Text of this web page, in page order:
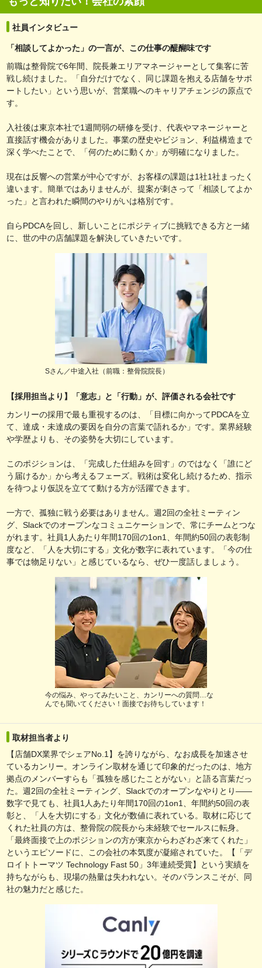
社員インタビュー
「相談してよかった」の一言が、この仕事の醍醐味です
前職は整骨院で6年間、院長兼エリアマネージャーとして集客に苦
戦し続けました。「自分だけでなく、同じ課題を抱える店舗をサポ
ートしたい」という思いが、営業職へのキャリアチェンジの原点で
す。
入社後は東京本社で1週間弱の研修を受け、代表やマネージャーと
直接話す機会がありました。事業の歴史やビジョン、利益構造まで
深く学べたことで、「何のために動くか」が明確になりました。
現在は反響への営業が中心ですが、お客様の課題は1社1社まったく
違います。簡単ではありませんが、提案が刺さって「相談してよか
った」と言われた瞬間のやりがいは格別です。
自らPDCAを回し、新しいことにポジティブに挑戦できる方と一緒
に、世の中の店舗課題を解決していきたいです。
Sさん／中途入社（前職：整骨院院長）
【採用担当より】「意志」と「行動」が、評価される会社です
カンリーの採用で最も重視するのは、「目標に向かってPDCAを立
て、達成・未達成の要因を自分の言葉で語れるか」です。業界経験
や学歴よりも、その姿勢を大切にしています。
このポジションは、「完成した仕組みを回す」のではなく「誰にど
う届けるか」から考えるフェーズ。戦術は変化し続けるため、指示
を待つより仮説を立てて動ける方が活躍できます。
一方で、孤独に戦う必要はありません。週2回の全社ミーティン
グ、Slackでのオープンなコミュニケーションで、常にチームとつな
がれます。社員1人あたり年間170回の1on1、年間約50回の表彰制
度など、「人を大切にする」文化が数字に表れています。「今の仕
事では物足りない」と感じているなら、ぜひ一度話しましょう。
今の悩み、やってみたいこと、カンリーへの質問…な
んでも聞いてください！面接でお待ちしています！
取材担当者より
【店舗DX業界でシェアNo.1】を誇りながら、なお成長を加速させ
ているカンリー。オンライン取材を通じて印象的だったのは、地方
拠点のメンバーすらも「孤独を感じたことがない」と語る言葉だっ
た。週2回の全社ミーティング、Slackでのオープンなやりとり――
数字で見ても、社員1人あたり年間170回の1on1、年間約50回の表
彰と、「人を大切にする」文化が数値に表れている。取材に応じて
くれた社員の方は、整骨院の院長から未経験でセールスに転身。
「最終面接で上のポジションの方が東京からわざわざ来てくれた」
というエピソードに、この会社の本気度が凝縮されていた。【「デ
ロイトトーマツ Technology Fast 50」3年連続受賞】という実績を
持ちながらも、現場の熱量は失われない。そのバランスこそが、同
社の魅力だと感じた。